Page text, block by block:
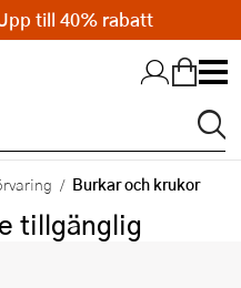
Burkar och krukor
tillgänglig
till 40% rabatt